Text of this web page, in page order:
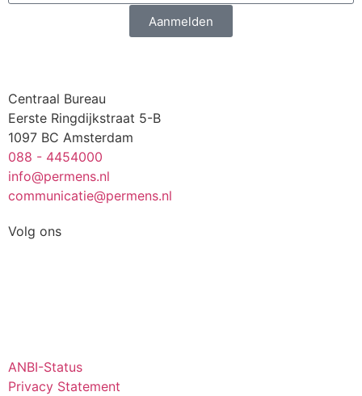
Aanmelden
Centraal Bureau
Eerste Ringdijkstraat 5-B
1097 BC Amsterdam
088 - 4454000
info@permens.nl
communicatie@permens.nl
Volg ons
ANBI-Status
Privacy Statement